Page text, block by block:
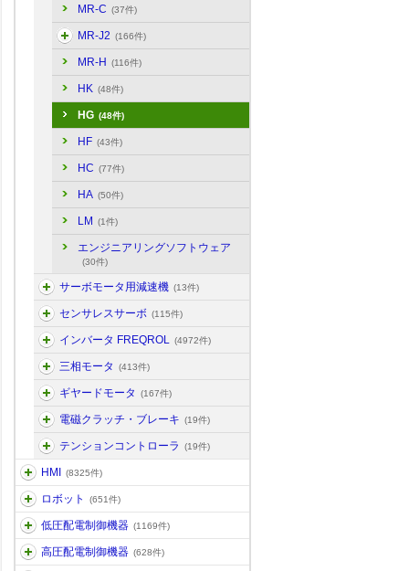
MR-C (37件)
MR-J2 (166件)
MR-H (116件)
HK (48件)
HG (48件)
HF (43件)
HC (77件)
HA (50件)
LM (1件)
エンジニアリングソフトウェア
(30件)
サーボモータ用減速機 (13件)
センサレスサーボ (115件)
インバータ FREQROL (4972件)
三相モータ (413件)
ギヤードモータ (167件)
電磁クラッチ・ブレーキ (19件)
テンションコントローラ (19件)
HMI (8325件)
ロボット (651件)
低圧配電制御機器 (1169件)
高圧配電制御機器 (628件)